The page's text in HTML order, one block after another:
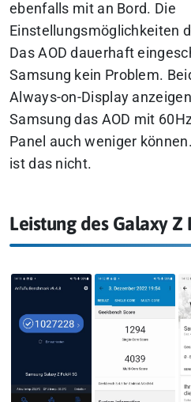
ebenfalls mit an Bord. Die
Einstellungsmöglichkeiten
Das AOD dauerhaft
Samsung kein Problem.
Always-on-Display
Samsung das AOD mit
Panel auch weniger
ist das nicht.
Leistung des Galaxy Z